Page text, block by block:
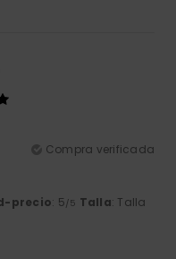
Compra verificada
precio: 5/5 Talla: Talla